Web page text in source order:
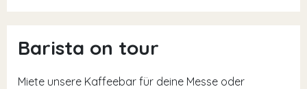
Barista on tour
Miete unsere Kaffeebar für deine Messe oder